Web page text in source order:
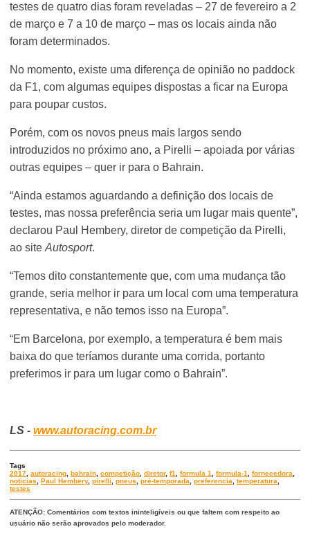
testes de quatro dias foram reveladas – 27 de fevereiro a 2
de março e 7 a 10 de março – mas os locais ainda não
foram determinados.
No momento, existe uma diferença de opinião no paddock
da F1, com algumas equipes dispostas a ficar na Europa
para poupar custos.
Porém, com os novos pneus mais largos sendo
introduzidos no próximo ano, a Pirelli – apoiada por várias
outras equipes – quer ir para o Bahrain.
“Ainda estamos aguardando a definição dos locais de
testes, mas nossa preferência seria um lugar mais quente”,
declarou Paul Hembery, diretor de competição da Pirelli,
ao siteAutosport.
“Temos dito constantemente que, com uma mudança tão
grande, seria melhor ir para um local com uma temperatura
representativa, e não temos isso na Europa”.
“Em Barcelona, por exemplo, a temperatura é bem mais
baixa do que teríamos durante uma corrida, portanto
preferimos ir para um lugar como o Bahrain”.
LS -www.autoracing.com.br
Tags
2017,autoracing,bahrain,competição,diretor,f1,formula 1,formula-1,fornecedora,
noticias,Paul Hembery,pirelli,pneus,pré-temporada,preferencia,temperatura,
testes
ATENÇÃO: Comentários com textos ininteligíveis ou que faltem com respeito ao
usuário não serão aprovados pelo moderador.